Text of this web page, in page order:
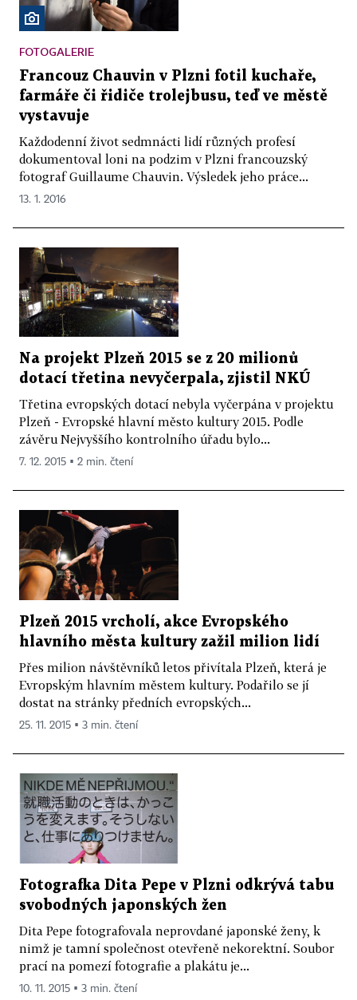
FOTOGALERIE
Francouz Chauvin v Plzni fotil kuchaře,
farmáře či řidiče trolejbusu, teď ve městě
vystavuje
Každodenní život sedmnácti lidí různých profesí
dokumentoval loni na podzim v Plzni francouzský
fotograf Guillaume Chauvin. Výsledek jeho práce...
13. 1. 2016
Na projekt Plzeň 2015 se z 20 milionů
dotací třetina nevyčerpala, zjistil NKÚ
Třetina evropských dotací nebyla vyčerpána v projektu
Plzeň - Evropské hlavní město kultury 2015. Podle
závěru Nejvyššího kontrolního úřadu bylo...
7. 12. 2015 ▪ 2 min. čtení
Plzeň 2015 vrcholí, akce Evropského
hlavního města kultury zažil milion lidí
Přes milion návštěvníků letos přivítala Plzeň, která je
Evropským hlavním městem kultury. Podařilo se jí
dostat na stránky předních evropských...
25. 11. 2015 ▪ 3 min. čtení
Fotografka Dita Pepe v Plzni odkrývá tabu
svobodných japonských žen
Dita Pepe fotografovala neprovdané japonské ženy, k
nimž je tamní společnost otevřeně nekorektní. Soubor
prací na pomezí fotografie a plakátu je...
10. 11. 2015 ▪ 3 min. čtení